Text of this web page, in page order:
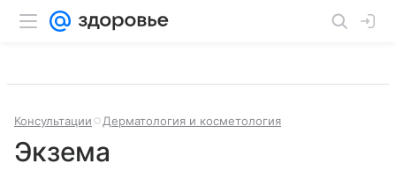
Консультации Дерматология и косметология
Экзема